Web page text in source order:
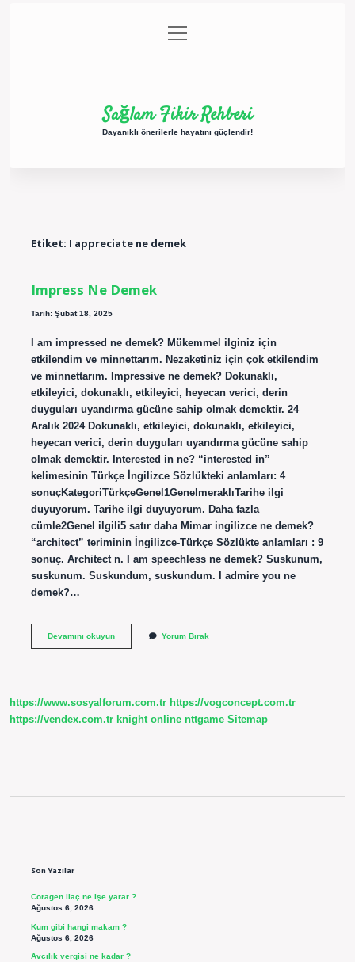
Gizlilik Politikası
menüyü
aç
Sağlam Fikir Rehberi
Dayanıklı önerilerle hayatını güçlendir!
Etiket: I appreciate ne demek
Impress Ne Demek
Tarih: Şubat 18, 2025
I am impressed ne demek? Mükemmel ilginiz için
etkilendim ve minnettarım. Nezaketiniz için çok etkilendim
ve minnettarım. Impressive ne demek? Dokunaklı,
etkileyici, dokunaklı, etkileyici, heyecan verici, derin
duyguları uyandırma gücüne sahip olmak demektir. 24
Aralık 2024 Dokunaklı, etkileyici, dokunaklı, etkileyici,
heyecan verici, derin duyguları uyandırma gücüne sahip
olmak demektir. Interested in ne? “interested in”
kelimesinin Türkçe İngilizce Sözlükteki anlamları: 4
sonuçKategoriTürkçeGenel1GenelmeraklıTarihe ilgi
duyuyorum. Tarihe ilgi duyuyorum. Daha fazla
cümle2Genel ilgili5 satır daha Mimar ingilizce ne demek?
“architect” teriminin İngilizce-Türkçe Sözlükte anlamları : 9
sonuç. Architect n. I am speechless ne demek? Suskunum,
suskunum. Suskundum, suskundum. I admire you ne
demek?…
Devamını okuyunImpress
Yorum Bırak
https://www.sosyalforum.com.tr https://vogconcept.com.tr
https://vendex.com.tr knight online nttgame Sitemap
Son Yazılar
Coragen ilaç ne işe yarar ?
Ağustos 6, 2026
Kum gibi hangi makam ?
Ağustos 6, 2026
Avcılık vergisi ne kadar ?